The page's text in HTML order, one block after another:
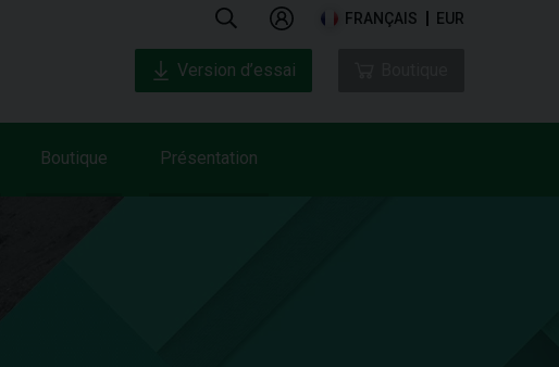
FRANÇAIS EUR
Boutique Présentation
Version d’essai